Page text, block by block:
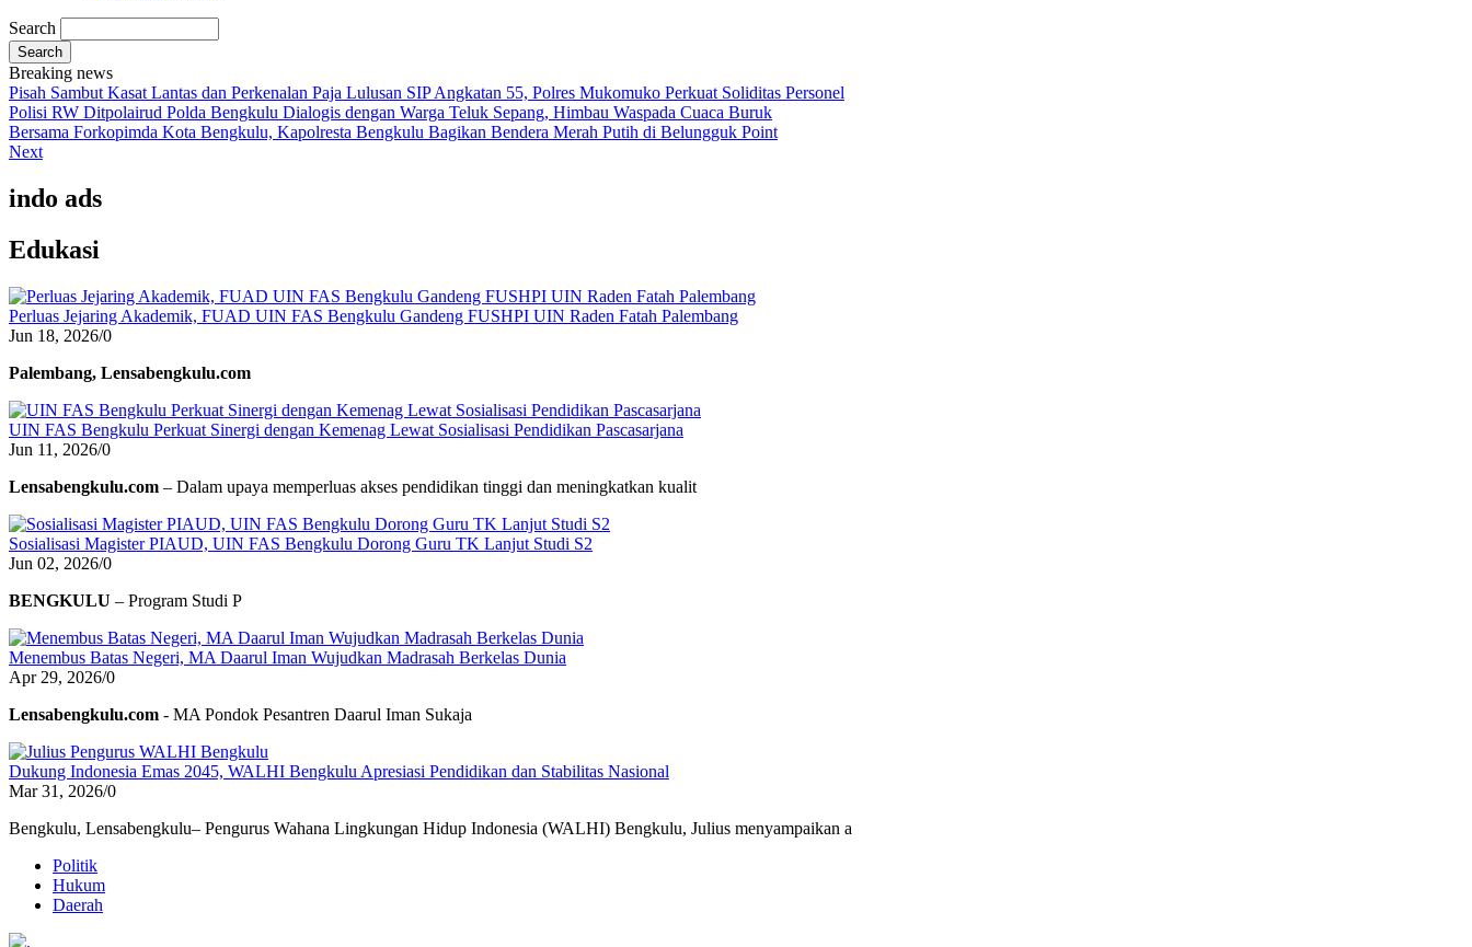
Search
Breaking news
Pisah Sambut Kasat Lantas dan Perkenalan Paja Lulusan SIP Angkatan 55, Polres Mukomuko Perkuat Soliditas Personel
Polisi RW Ditpolairud Polda Bengkulu Dialogis dengan Warga Teluk Sepang, Himbau Waspada Cuaca Buruk
Bersama Forkopimda Kota Bengkulu, Kapolresta Bengkulu Bagikan Bendera Merah Putih di Belungguk Point
Next
indo ads
Edukasi
Perluas Jejaring Akademik, FUAD UIN FAS Bengkulu Gandeng FUSHPI UIN Raden Fatah Palembang
Jun 18, 2026/0
Palembang, Lensabengkulu.com
UIN FAS Bengkulu Perkuat Sinergi dengan Kemenag Lewat Sosialisasi Pendidikan Pascasarjana
Jun 11, 2026/0
Lensabengkulu.com – Dalam upaya memperluas akses pendidikan tinggi dan meningkatkan kualit
Sosialisasi Magister PIAUD, UIN FAS Bengkulu Dorong Guru TK Lanjut Studi S2
Jun 02, 2026/0
BENGKULU – Program Studi P
Menembus Batas Negeri, MA Daarul Iman Wujudkan Madrasah Berkelas Dunia
Apr 29, 2026/0
Lensabengkulu.com - MA Pondok Pesantren Daarul Iman Sukaja
Dukung Indonesia Emas 2045, WALHI Bengkulu Apresiasi Pendidikan dan Stabilitas Nasional
Mar 31, 2026/0
Bengkulu, Lensabengkulu– Pengurus Wahana Lingkungan Hidup Indonesia (WALHI) Bengkulu, Julius menyampaikan a
Politik
Hukum
Daerah